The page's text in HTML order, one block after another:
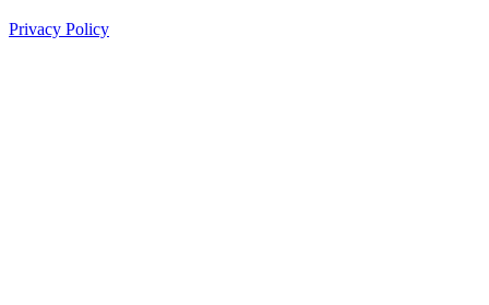
Privacy Policy